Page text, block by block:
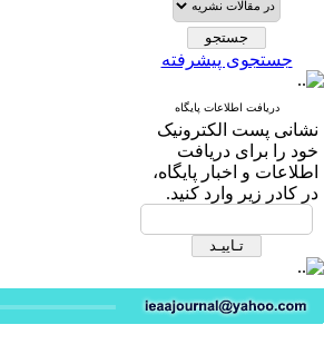
جستجوی پیشرفته
دریافت اطلاعات پایگاه
نشانی پست الکترونیک
خود را برای دریافت
اطلاعات و اخبار پایگاه،
در کادر زیر وارد کنید.